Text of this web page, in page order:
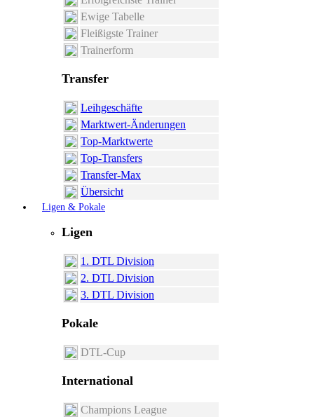
Ewige Tabelle
Fleißigste Trainer
Trainerform
Transfer
Leihgeschäfte
Marktwert-Änderungen
Top-Marktwerte
Top-Transfers
Transfer-Max
Übersicht
Ligen & Pokale
Ligen
1. DTL Division
2. DTL Division
3. DTL Division
Pokale
DTL-Cup
International
Champions League